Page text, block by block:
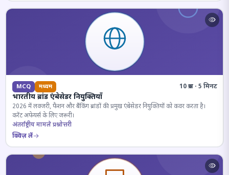
MCQ मध्यम 10 प्रश्न · 5 मिनट
भारतीय ब्रांड एंबेसेडर नियुक्तियाँ
2026 में लक्जरी, फैशन और बैंकिंग ब्रांडों की प्रमुख एंबेसेडर नियुक्तियों को कवर करता है।
करेंट अफेयर्स के लिए जरूरी।
अंतर्राष्ट्रीय मामले प्रश्नोत्तरी
क्विज़ लें